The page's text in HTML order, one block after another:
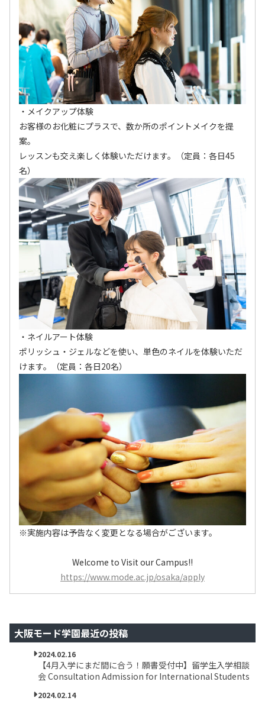
・メイクアップ体験
お客様のお化粧にプラスで、数か所のポイントメイクを提
案。
レッスンも交え楽しく体験いただけます。（定員：各日45
名）
・ネイルアート体験
ポリッシュ・ジェルなどを使い、単色のネイルを体験いただ
けます。（定員：各日20名）
※実施内容は予告なく変更となる場合がございます。
Welcome to Visit our Campus!!
https://www.mode.ac.jp/osaka/apply
大阪モード学園最近の投稿
2024.02.16
【4月入学にまだ間に合う！願書受付中】留学生入学相談
会 Consultation Admission for International Students
2024.02.14